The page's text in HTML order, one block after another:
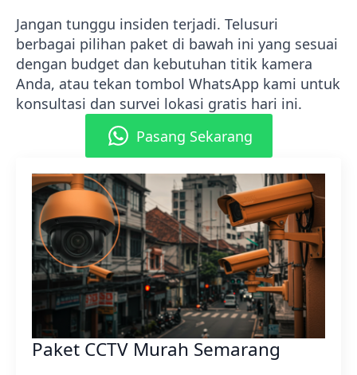
Jangan tunggu insiden terjadi. Telusuri
berbagai pilihan paket di bawah ini yang sesuai
dengan budget dan kebutuhan titik kamera
Anda, atau tekan tombol WhatsApp kami untuk
konsultasi dan survei lokasi gratis hari ini.
Pasang Sekarang
Paket CCTV Murah Semarang